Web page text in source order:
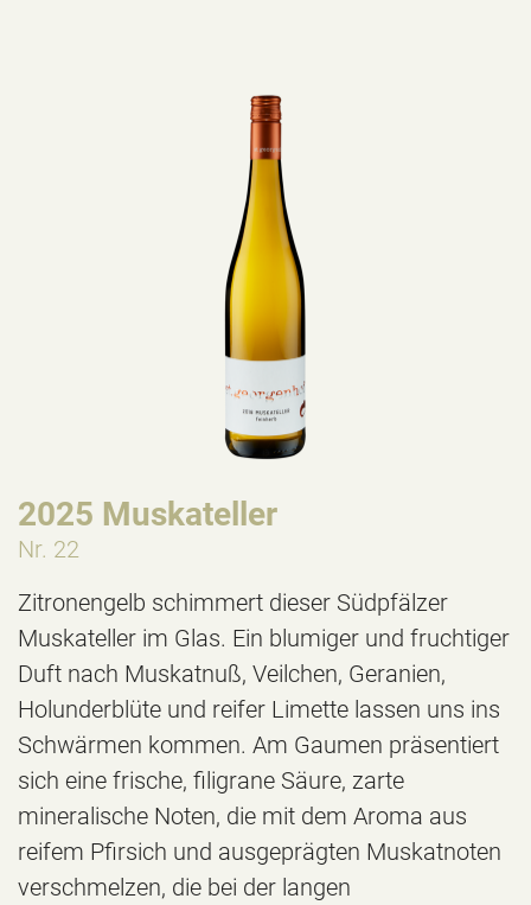
2025 Muskateller
Nr. 22
Zitronengelb schimmert dieser Südpfälzer
Muskateller im Glas. Ein blumiger und fruchtiger
Duft nach Muskatnuß, Veilchen, Geranien,
Holunderblüte und reifer Limette lassen uns ins
Schwärmen kommen. Am Gaumen präsentiert
sich eine frische, filigrane Säure, zarte
mineralische Noten, die mit dem Aroma aus
reifem Pfirsich und ausgeprägten Muskatnoten
verschmelzen, die bei der langen